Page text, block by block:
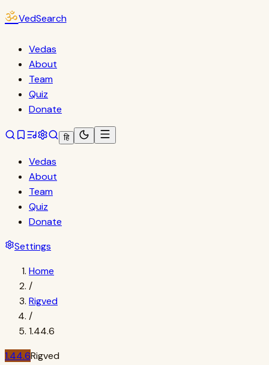
ॐVedSearch
Vedas
About
Team
Quiz
Donate
हि
Vedas
About
Team
Quiz
Donate
Settings
Home
/
Rigved
/
1.44.6
1.44.6Rigved